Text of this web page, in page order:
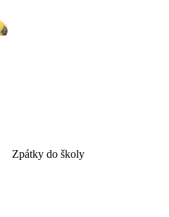
Zpátky do školy